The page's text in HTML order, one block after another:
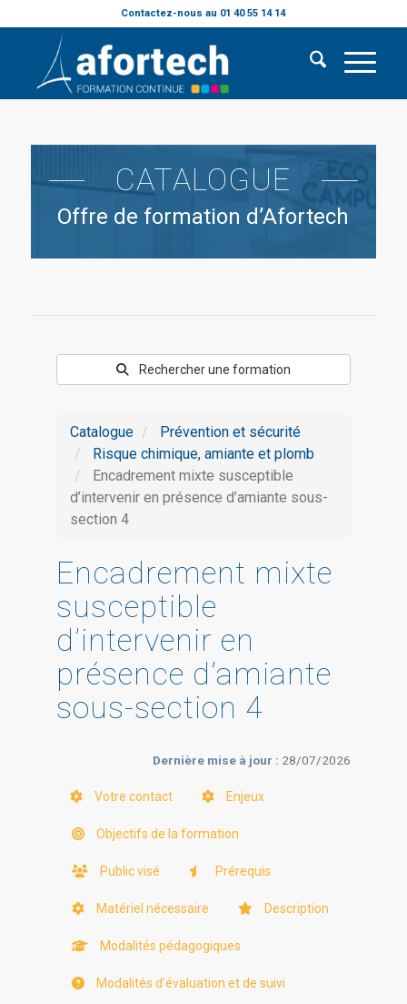
Contactez-nous au 01 40 55 14 14
CATALOGUE
Offre de formation d’Afortech
Rechercher une formation
Catalogue
Prévention et sécurité
Risque chimique, amiante et plomb
Encadrement mixte susceptible
d’intervenir en présence d’amiante sous-
section 4
Encadrement mixte
susceptible
d’intervenir en
présence d’amiante
sous-section 4
Dernière mise à jour : 28/07/2026
Votre contact Enjeux
Objectifs de la formation
Public visé Prérequis
Matériel nécessaire Description
Modalités pédagogiques
Modalités d'évaluation et de suivi